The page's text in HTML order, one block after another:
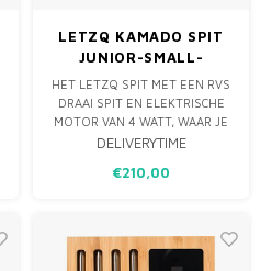
LETZQ KAMADO SPIT
JUNIOR-SMALL-
MINIMAX
HET LETZQ SPIT MET EEN RVS
DRAAI SPIT EN ELEKTRISCHE
MOTOR VAN 4 WATT, WAAR JE
EEN BIJVOORBEELD EEN
GRILLEN. NORMAAL IS EEN KIP
SPIT KOMT DIE NOG SAPPIGER
VAN DE KAMADO.
DELIVERYTIME
€210,00